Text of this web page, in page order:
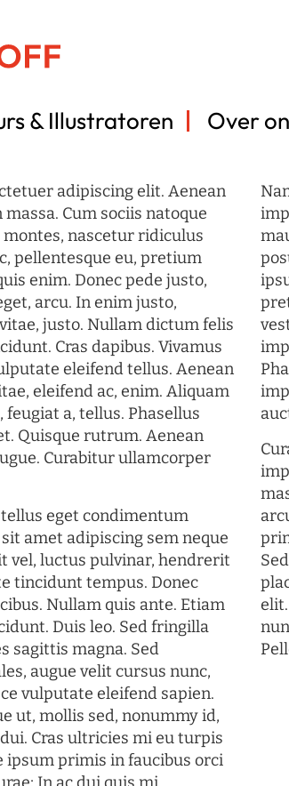
& Illustratoren Over
adipiscing elit. Aenean
Cum sociis natoque
nascetur ridiculus
pellentesque eu, pretium
enim. Donec pede justo,
arcu. In enim justo,
justo. Nullam dictum felis
Cras dapibus. Vivamus
eleifend tellus. Aenean
eleifend ac, enim. Aliquam
a, tellus. Phasellus
Quisque rutrum. Aenean
Curabitur ullamcorper
eget condimentum
amet adipiscing sem neque
vel, luctus pulvinar, hendrerit
tincidunt tempus. Donec
Nullam quis ante. Etiam
Duis leo. Sed fringilla
sagittis magna. Sed
augue velit cursus nunc,
vulputate eleifend sapien.
ut, mollis sed, nonummy id,
Cras ultricies mi eu turpis
primis in faucibus orci